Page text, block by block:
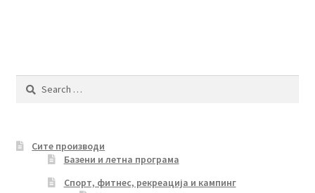
Search
Сите производи
Базени и летна програма
Спорт, фитнес, рекреација и кампинг